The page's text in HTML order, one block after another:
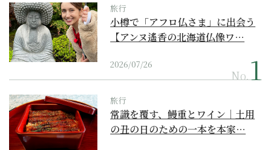
旅行
小樽で「アフロ仏さま」に出会う
【アンヌ遙香の北海道仏像ワ…
2026/07/26
No.
旅行
常識を覆す、鰻重とワイン｜土用
の丑の日のための一本を本家…